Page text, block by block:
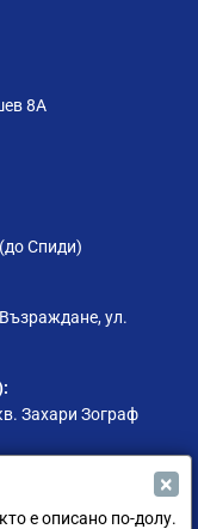
8А
Спиди)
ул.
Захари Зограф
Ойл
×
е описано по-долу.